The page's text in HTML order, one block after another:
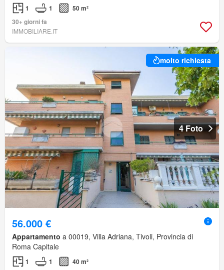
1 1
50 m²
30+ giorni fa
IMMOBILIARE.IT
molto richiesta
4 Foto
56.000 €
Appartamento a 00019, Villa Adriana, Tivoli, Provincia di
Roma Capitale
1 1
40 m²